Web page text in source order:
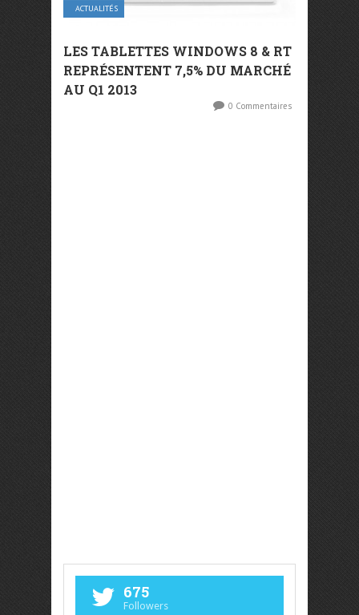
ACTUALITÉS
LES TABLETTES WINDOWS 8 & RT
REPRÉSENTENT 7,5% DU MARCHÉ
AU Q1 2013
0 Commentaires
675
Followers